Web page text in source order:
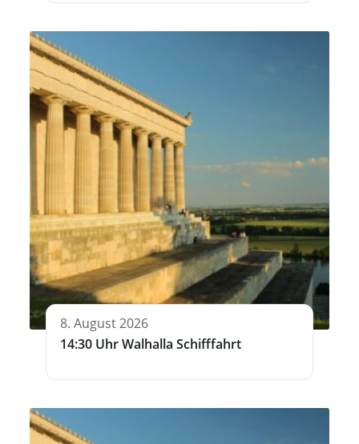
8. August 2026
14:30 Uhr Walhalla Schifffahrt